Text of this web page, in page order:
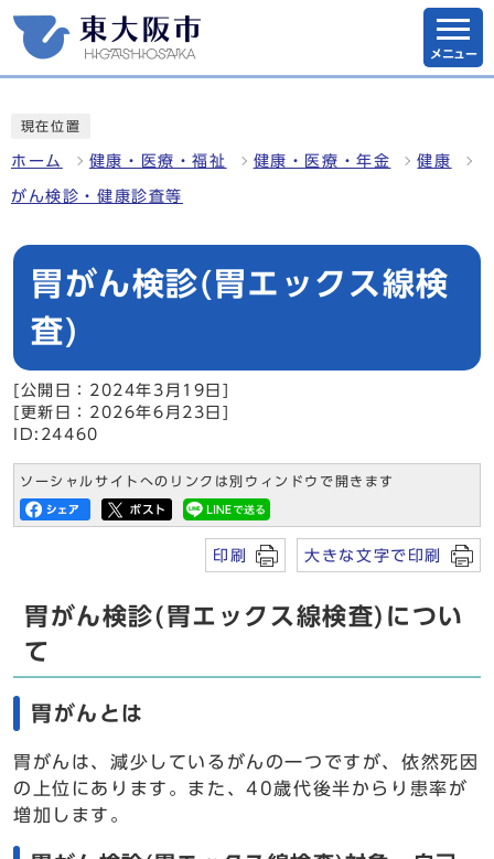
メニュー
現在位置
ホーム 健康・医療・福祉 健康・医療・年金 健康
がん検診・健康診査等
胃がん検診(胃エックス線検
査)
[公開日：2024年3月19日]
[更新日：2026年6月23日]
ID:24460
ソーシャルサイトへのリンクは別ウィンドウで開きます
印刷 大きな文字で印刷
胃がん検診(胃エックス線検査)につい
て
胃がんとは
胃がんは、減少しているがんの一つですが、依然死因
の上位にあります。また、40歳代後半からり患率が
増加します。